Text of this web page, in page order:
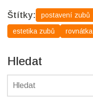
Štítky: postavení zubů
estetika zubů rovnátka
Hledat